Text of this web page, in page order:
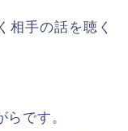
相手の話を聴く
です。